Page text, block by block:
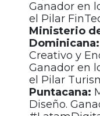
Ganador en
el Pilar
Ministerio
Dominicana:
Creativo y
Ganador en
el Pilar
Puntacana:
Diseño.